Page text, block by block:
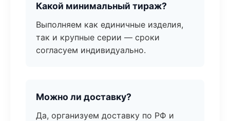
Какой минимальный тираж?
Выполняем как единичные изделия,
так и крупные серии — сроки
согласуем индивидуально.
Можно ли доставку?
Да, организуем доставку по РФ и